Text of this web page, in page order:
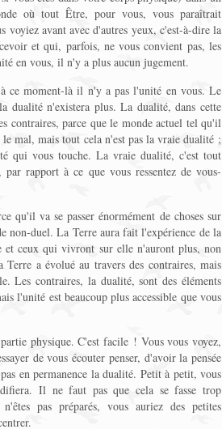
où tout Être, pour vous, vous paraîtrait
avant avec d'autres yeux, c'est-à-dire la
et qui, parfois, ne vous convient pas, les
en vous, il n'y a plus aucun jugement.
ce moment-là il n'y a pas l'unité en vous. Le
dualité n'existera plus. La dualité, dans cette
contraires, parce que le monde actuel tel qu'il
mal, mais tout cela n'est pas la vraie dualité ;
qui vous touche. La vraie dualité, c'est tout
rapport à ce que vous ressentez de vous-
qu'il va se passer énormément de choses sur
non-duel. La Terre aura fait l'expérience de la
et ceux qui vivront sur elle n'auront plus, non
a évolué au travers des contraires, mais
Les contraires, la dualité, sont des éléments
l'unité est beaucoup plus accessible que vous
physique. C'est facile ! Vous vous voyez,
de vous écouter penser, d'avoir la pensée
en permanence la dualité. Petit à petit, vous
Il ne faut pas que cela se fasse trop
pas préparés, vous auriez des petites